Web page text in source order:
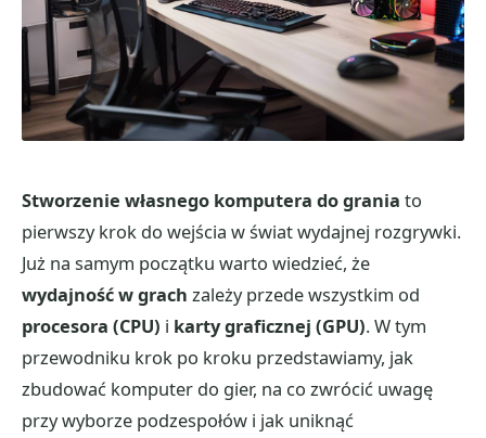
Stworzenie własnego komputera do grania to
pierwszy krok do wejścia w świat wydajnej rozgrywki.
Już na samym początku warto wiedzieć, że
wydajność w grach zależy przede wszystkim od
procesora (CPU) i karty graficznej (GPU). W tym
przewodniku krok po kroku przedstawiamy, jak
zbudować komputer do gier, na co zwrócić uwagę
przy wyborze podzespołów i jak uniknąć